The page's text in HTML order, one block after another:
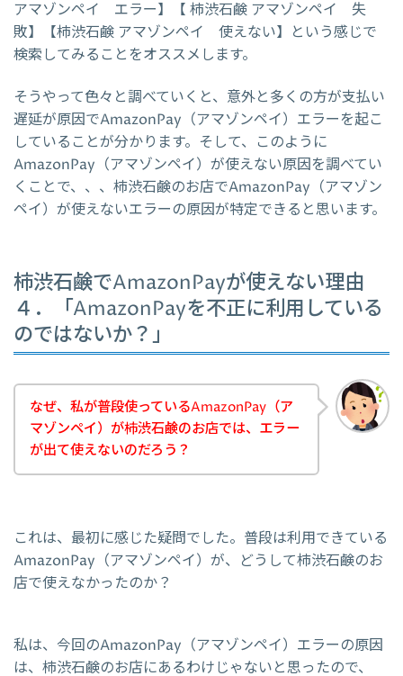
アマゾンペイ エラー】【 柿渋石鹸 アマゾンペイ 失
敗】【柿渋石鹸 アマゾンペイ 使えない】という感じで
検索してみることをオススメします。
そうやって色々と調べていくと、意外と多くの方が支払い
遅延が原因でAmazonPay（アマゾンペイ）エラーを起こ
していることが分かります。そして、このように
AmazonPay（アマゾンペイ）が使えない原因を調べてい
くことで、、、柿渋石鹸のお店でAmazonPay（アマゾン
ペイ）が使えないエラーの原因が特定できると思います。
柿渋石鹸でAmazonPayが使えない理由
４．「AmazonPayを不正に利用している
のではないか？」
なぜ、私が普段使っているAmazonPay（ア
マゾンペイ）が柿渋石鹸のお店では、エラー
が出て使えないのだろう？
これは、最初に感じた疑問でした。普段は利用できている
AmazonPay（アマゾンペイ）が、どうして柿渋石鹸のお
店で使えなかったのか？
私は、今回のAmazonPay（アマゾンペイ）エラーの原因
は、柿渋石鹸のお店にあるわけじゃないと思ったので、